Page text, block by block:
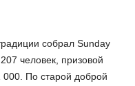
собрал Sunday
человек, призовой
По старой доброй